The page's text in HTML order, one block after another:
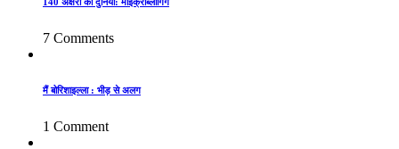
7 Comments
मैं बोरिशाइल्ला : भीड़ से अलग
1 Comment